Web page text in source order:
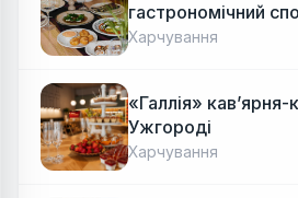
гастрономічний
Авторська
Харчування
«Галлія»
Ужгороді
Харчування